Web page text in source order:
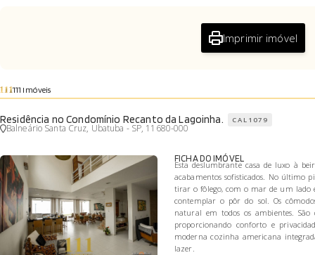
Imprimir imóvel
111 Imóveis
Residência no Condomínio Recanto da Lagoinha. CAL1079
Balneário Santa Cruz, Ubatuba - SP, 11680-000
FICHA DO IMÓVEL
Esta deslumbrante casa de luxo à
acabamentos sofisticados. No último
tirar o fôlego, com o mar de um lado
contemplar o pôr do sol. Os
natural em todos os ambientes.
proporcionando conforto e
moderna cozinha americana
lazer.